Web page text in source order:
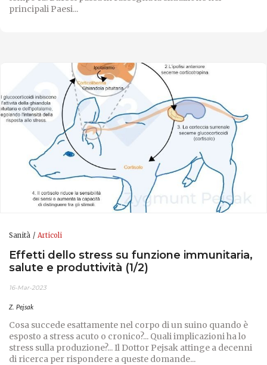
principali Paesi...
Sanità Articoli
Effetti dello stress su funzione immunitaria,
salute e produttività (1/2)
16-Mar-2023
Z. Pejsak
Cosa succede esattamente nel corpo di un suino quando è
esposto a stress acuto o cronico?... Quali implicazioni ha lo
stress sulla produzione?... Il Dottor Pejsak attinge a decenni
di ricerca per rispondere a queste domande...